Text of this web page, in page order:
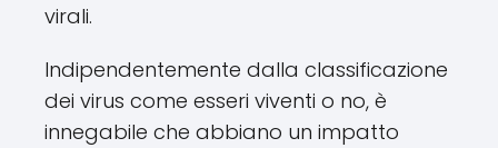
virali.
Indipendentemente dalla classificazione
dei virus come esseri viventi o no, è
innegabile che abbiano un impatto